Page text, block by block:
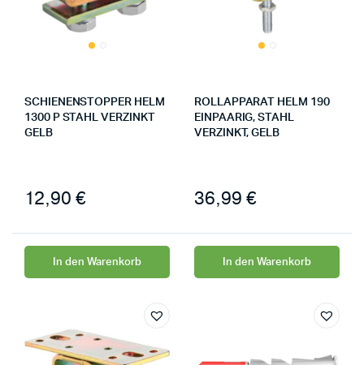
SCHIENENSTOPPER HELM
1300 P STAHL VERZINKT
GELB
12,90 €
In den Warenkorb
ROLLAPPARAT HELM 190
EINPAARIG, STAHL
VERZINKT, GELB
36,99 €
In den Warenkorb